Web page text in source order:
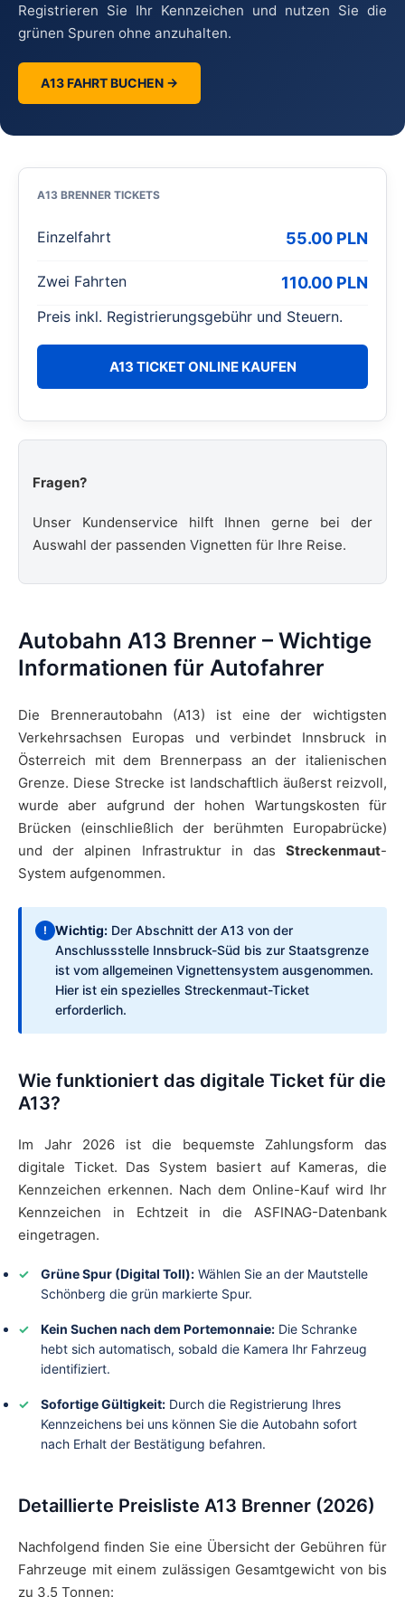
Registrieren Sie Ihr Kennzeichen und nutzen Sie die
grünen Spuren ohne anzuhalten.
A13 FAHRT BUCHEN →
Autobahn A13 Brenner – Wichtige
Informationen für Autofahrer
Die Brennerautobahn (A13) ist eine der wichtigsten
Verkehrsachsen Europas und verbindet Innsbruck in
Österreich mit dem Brennerpass an der italienischen
Grenze. Diese Strecke ist landschaftlich äußerst reizvoll,
wurde aber aufgrund der hohen Wartungskosten für
Brücken (einschließlich der berühmten Europabrücke)
und der alpinen Infrastruktur in das Streckenmaut-
System aufgenommen.
! Wichtig: Der Abschnitt der A13 von der
Anschlussstelle Innsbruck-Süd bis zur Staatsgrenze
ist vom allgemeinen Vignettensystem ausgenommen.
Hier ist ein spezielles Streckenmaut-Ticket
erforderlich.
Wie funktioniert das digitale Ticket für die
A13?
Im Jahr 2026 ist die bequemste Zahlungsform das
digitale Ticket. Das System basiert auf Kameras, die
Kennzeichen erkennen. Nach dem Online-Kauf wird Ihr
Kennzeichen in Echtzeit in die ASFINAG-Datenbank
eingetragen.
Grüne Spur (Digital Toll): Wählen Sie an der Mautstelle
Schönberg die grün markierte Spur.
Kein Suchen nach dem Portemonnaie: Die Schranke
hebt sich automatisch, sobald die Kamera Ihr Fahrzeug
identifiziert.
Sofortige Gültigkeit: Durch die Registrierung Ihres
Kennzeichens bei uns können Sie die Autobahn sofort
nach Erhalt der Bestätigung befahren.
Detaillierte Preisliste A13 Brenner (2026)
Nachfolgend finden Sie eine Übersicht der Gebühren für
Fahrzeuge mit einem zulässigen Gesamtgewicht von bis
zu 3,5 Tonnen:
A13 BRENNER TICKETS
Einzelfahrt 55.00 PLN
Zwei Fahrten 110.00 PLN
Preis inkl. Registrierungsgebühr und Steuern.
A13 TICKET ONLINE KAUFEN
Fragen?
Unser Kundenservice hilft Ihnen gerne bei der
Auswahl der passenden Vignetten für Ihre Reise.